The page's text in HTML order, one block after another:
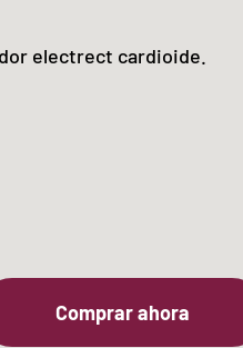
electrect cardioide.
Comprar ahora